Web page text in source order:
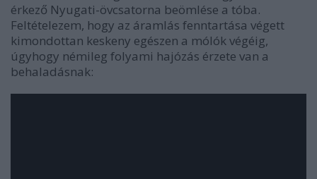
érkező Nyugati-övcsatorna beömlése a tóba.
Feltételezem, hogy az áramlás fenntartása végett
kimondottan keskeny egészen a mólók végéig,
úgyhogy némileg folyami hajózás érzete van a
behaladásnak: